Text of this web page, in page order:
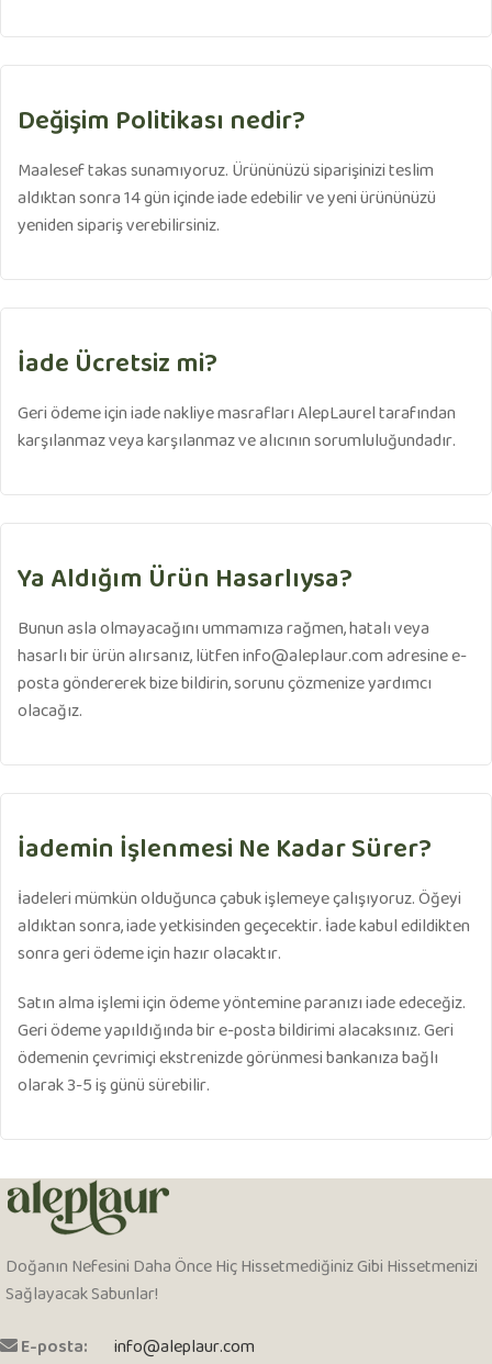
Değişim Politikası nedir?
Maalesef takas sunamıyoruz. Ürününüzü siparişinizi teslim
aldıktan sonra 14 gün içinde iade edebilir ve yeni ürününüzü
yeniden sipariş verebilirsiniz.​
İade Ücretsiz mi?
Geri ödeme için iade nakliye masrafları AlepLaurel tarafından
karşılanmaz veya karşılanmaz ve alıcının sorumluluğundadır.
Ya Aldığım Ürün Hasarlıysa?
Bunun asla olmayacağını ummamıza rağmen, hatalı veya
hasarlı bir ürün alırsanız, lütfeninfo@aleplaur.comadresine e-
posta göndererek bize bildirin, sorunu çözmenize yardımcı
olacağız.
İademin İşlenmesi Ne Kadar Sürer?
İadeleri mümkün olduğunca çabuk işlemeye çalışıyoruz. Öğeyi
aldıktan sonra, iade yetkisinden geçecektir. İade kabul edildikten
sonra geri ödeme için hazır olacaktır.
Satın alma işlemi için ödeme yöntemine paranızı iade edeceğiz.
Geri ödeme yapıldığında bir e-posta bildirimi alacaksınız. Geri
ödemenin çevrimiçi ekstrenizde görünmesi bankanıza bağlı
olarak 3-5 iş günü sürebilir.
Doğanın Nefesini Daha Önce Hiç Hissetmediğiniz Gibi Hissetmenizi
Sağlayacak Sabunlar!
E-posta:
info@aleplaur.com